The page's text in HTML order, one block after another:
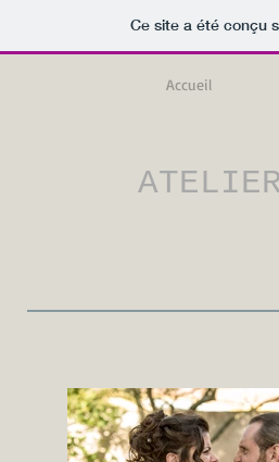
Ce site a été conçu
Accueil